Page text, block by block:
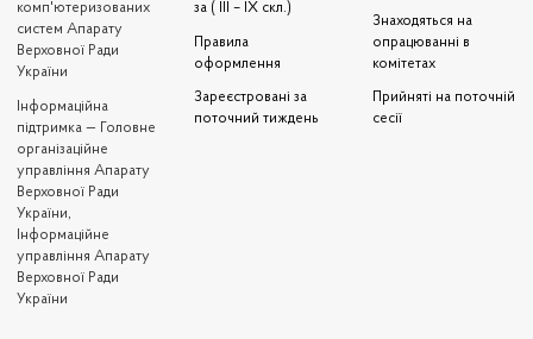
комп'ютеризованих
систем Апарату
Верховної Ради
України
Iнформаційна
підтримка — Головне
організаційне
управління Апарату
Верховної Ради
України,
Інформаційне
управління Апарату
Верховної Ради
України
за ( III – IX скл.)
Правила
оформлення
Зареєстровані за
поточний тиждень
Знаходяться на
опрацюванні в
комітетах
Прийняті на поточній
сесії